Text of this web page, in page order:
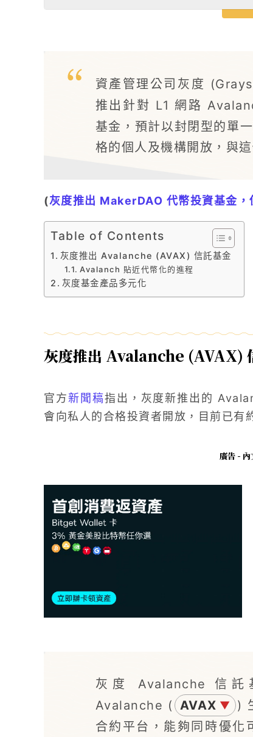
資產管理公司灰度
推出針對 L1 網路
基金，預計以封閉型的單
格的個人及機構開放，與
(灰度推出 MakerDAO 代幣投資基金，
Table of Contents
灰度推出 Avalanche (AVAX) 信託基金
Avalanch 貼近代幣化的進程
灰度基金產品多元化
灰度推出 Avalanche (AVAX)
官方新聞稿指出，灰度新推出的
會向私人的合格投資者開放，目前已有
廣告 - 內
灰度 Avalanche 信
Avalanche ( AVAX ▼
)
合約平台，能夠同時優化